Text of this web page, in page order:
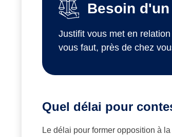
Besoin
Justifit vous met en relation
vous faut, près de chez
Quel délai pour
Le délai pour former opposition à